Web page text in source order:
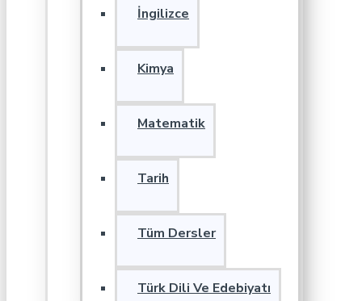
İngilizce
Kimya
Matematik
Tarih
Tüm Dersler
Türk Dili Ve Edebiyatı